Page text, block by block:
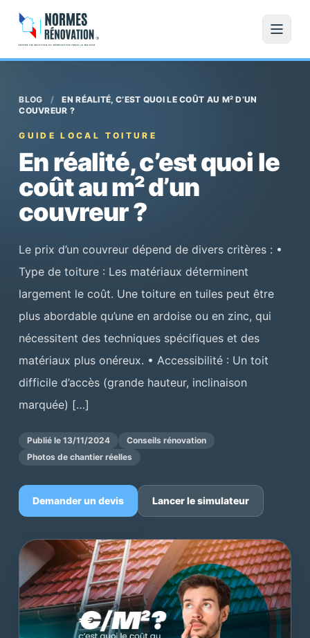
BLOG /
EN RÉALITÉ, C’EST QUOI LE COÛT AU M² D’UN
COUVREUR ?
GUIDE LOCAL TOITURE
En réalité, c’est quoi le
coût au m² d’un
couvreur ?
Le prix d’un couvreur dépend de divers critères : •
Type de toiture : Les matériaux déterminent
largement le coût. Une toiture en tuiles peut être
plus abordable qu’une en ardoise ou en zinc, qui
nécessitent des techniques spécifiques et des
matériaux plus onéreux. • Accessibilité : Un toit
difficile d’accès (grande hauteur, inclinaison
marquée) […]
Publié le 13/11/2024
Conseils rénovation
Photos de chantier réelles
Demander un devis Lancer le simulateur